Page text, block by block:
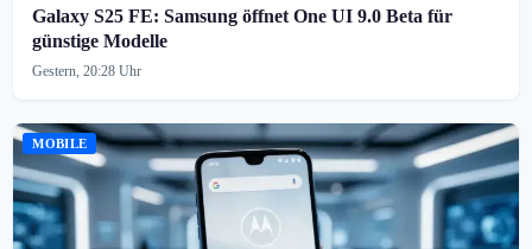
Galaxy S25 FE: Samsung öffnet One UI 9.0 Beta für
günstige Modelle
Gestern, 20:28 Uhr
MOBILE